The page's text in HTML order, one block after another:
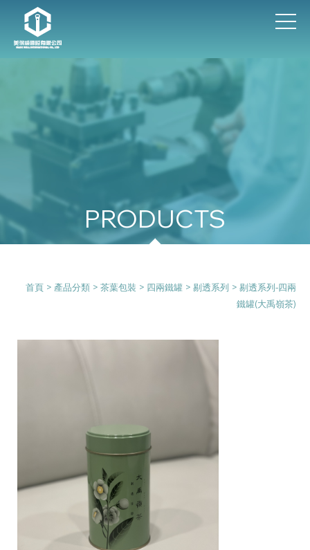
產品分類
首頁 > 產品分類 > 茶葉包裝 > 四兩鐵罐 > 剔透系列 > 剔透系列-四兩
鐵罐(大禹嶺茶)